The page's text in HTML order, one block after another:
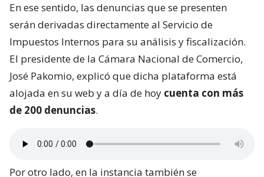
En ese sentido, las denuncias que se presenten
serán derivadas directamente al Servicio de
Impuestos Internos para su análisis y fiscalización.
El presidente de la Cámara Nacional de Comercio,
José Pakomio, explicó que dicha plataforma está
alojada en su web y a día de hoy cuenta con más
de 200 denuncias.
Por otro lado, en la instancia también se